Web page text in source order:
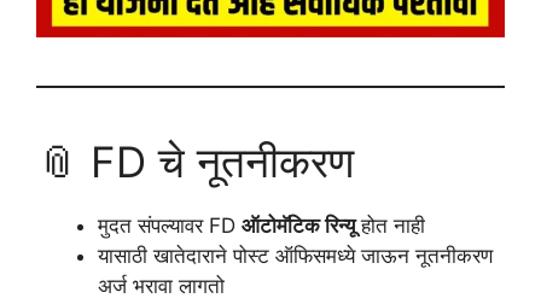
📎 FD चे नूतनीकरण
मुदत संपल्यावर FD ऑटोमॅटिक रिन्यूहोत नाही
यासाठी खातेदाराने पोस्ट ऑफिसमध्ये जाऊन नूतनीकरण
अर्ज भरावा लागतो